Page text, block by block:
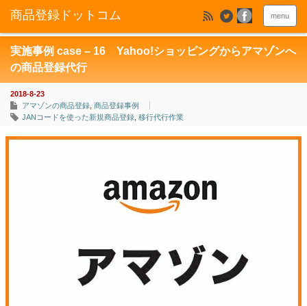
menu
実施事例 case – 16 Yahoo!ショッピングからアマゾンへ
の商品登録代行
2018-8-23
アマゾンの商品登録 商品登録事例
JANコードを使った新規商品登録 移行代行作業